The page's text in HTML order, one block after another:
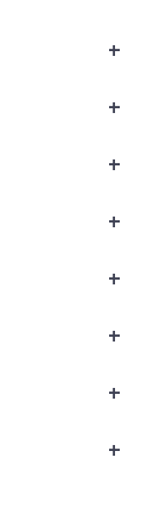
+
+
+
+
+
+
+
+